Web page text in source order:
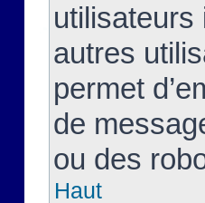
autres
permet
de
ou des
Haut